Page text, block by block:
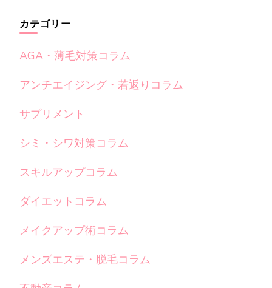
カテゴリー
AGA・薄毛対策コラム
アンチエイジング・若返りコラム
サプリメント
シミ・シワ対策コラム
スキルアップコラム
ダイエットコラム
メイクアップ術コラム
メンズエステ・脱毛コラム